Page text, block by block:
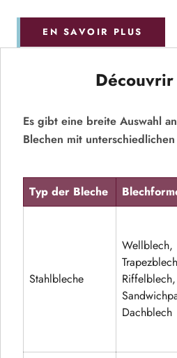
EN SAVOIR PLUS
Découvrir
Es gibt eine breite Auswahl
Blechen mit
Typ der Bleche
Stahlbleche
Wellblech,
Riffelblech,
Dachblech